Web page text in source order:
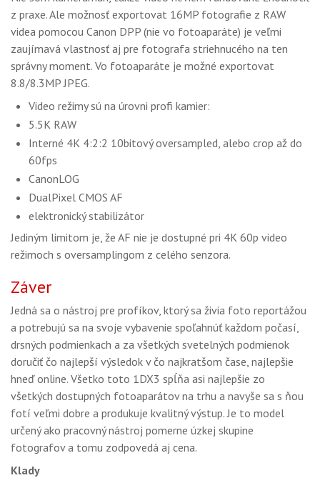
z praxe. Ale možnosť exportovat 16MP fotografie z RAW
videa pomocou Canon DPP (nie vo fotoaparáte) je veľmi
zaujímavá vlastnosť aj pre fotografa striehnucého na ten
správny moment. Vo fotoaparáte je možné exportovat
8.8/8.3MP JPEG.
Video režimy sú na úrovni profi kamier:
5.5K RAW
Interné 4K 4:2:2 10bitový oversampled, alebo crop až do
60fps
CanonLOG
DualPixel CMOS AF
elektronický stabilizátor
Jediným limitom je, že AF nie je dostupné pri 4K 60p video
režimoch s oversamplingom z celého senzora.
Záver
Jedná sa o nástroj pre profíkov, ktorý sa živia foto reportážou
a potrebujú sa na svoje vybavenie spoľahnúť každom počasí,
drsných podmienkach a za všetkých svetelných podmienok
doručiť čo najlepší výsledok v čo najkratšom čase, najlepšie
hneď online. Všetko toto 1DX3 spĺňa asi najlepšie zo
všetkých dostupných fotoaparátov na trhu a navyše sa s ňou
fotí veľmi dobre a produkuje kvalitný výstup. Je to model
určený ako pracovný nástroj pomerne úzkej skupine
fotografov a tomu zodpovedá aj cena.
Klady